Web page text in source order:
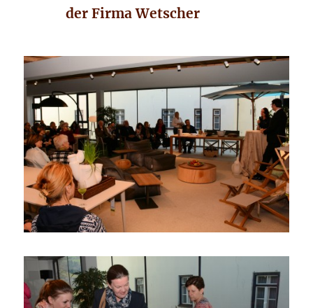
der Firma Wetscher